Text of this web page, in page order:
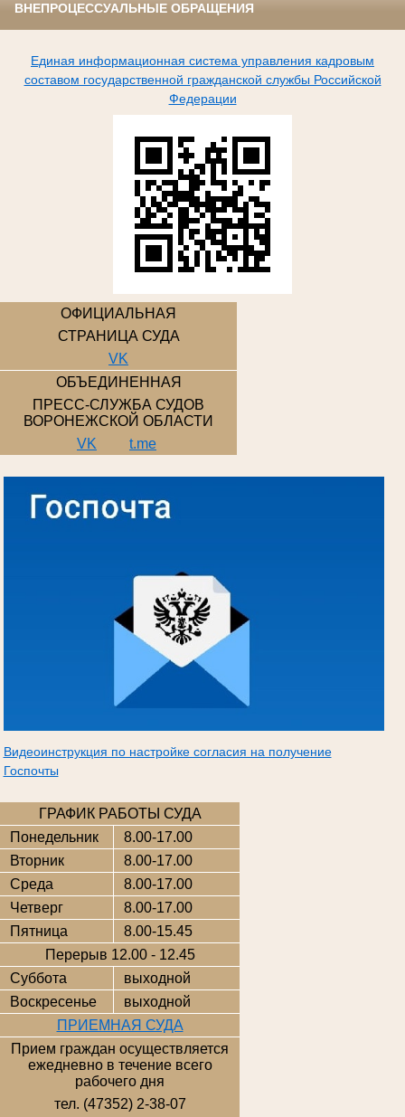
ВНЕПРОЦЕССУАЛЬНЫЕ ОБРАЩЕНИЯ
Единая информационная система управления кадровым
составом государственной гражданской службы Российской
Федерации
ОФИЦИАЛЬНАЯ
СТРАНИЦА СУДА
VK
ОБЪЕДИНЕННАЯ
ПРЕСС-СЛУЖБА СУДОВ
ВОРОНЕЖСКОЙ ОБЛАСТИ
VK
t.me
Видеоинструкция по настройке согласия на получение
Госпочты
ГРАФИК РАБОТЫ СУДА
Понедельник
8.00-17.00
Вторник
8.00-17.00
Среда
8.00-17.00
Четверг
8.00-17.00
Пятница
8.00-15.45
Перерыв 12.00 - 12.45
Суббота
выходной
Воскресенье
выходной
ПРИЕМНАЯ СУДА
Прием граждан осуществляется
ежедневно в течение всего
рабочего дня
тел. (47352) 2-38-07